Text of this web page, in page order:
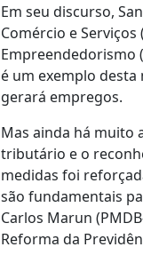
Em seu discurso,
Comércio e
Empreendedorismo
é um exemplo
gerará empregos.
Mas ainda há muito
tributário e o
medidas foi
são fundamentais
Carlos Marun
Reforma da